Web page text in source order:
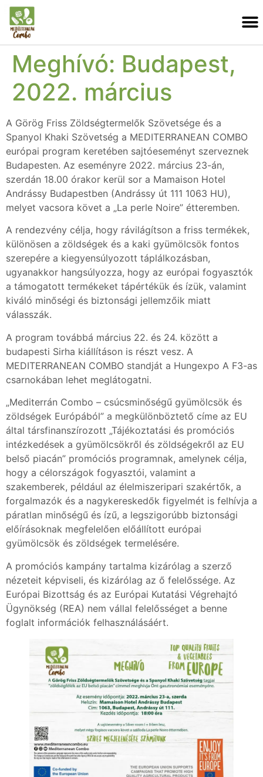
Meghívó: Budapest,
2022. március
A Görög Friss Zöldségtermelők Szövetsége és a
Spanyol Khaki Szövetség a MEDITERRANEAN COMBO
európai program keretében sajtóeseményt szerveznek
Budapesten. Az eseményre 2022. március 23-án,
szerdán 18.00 órakor kerül sor a Mamaison Hotel
Andrássy Budapestben (Andrássy út 111 1063 HU),
melyet vacsora követ a „La perle Noire” étteremben.
A rendezvény célja, hogy rávilágítson a friss termékek,
különösen a zöldségek és a kaki gyümölcsök fontos
szerepére a kiegyensúlyozott táplálkozásban,
ugyanakkor hangsúlyozza, hogy az európai fogyasztók
a támogatott termékeket tápértékük és ízük, valamint
kiváló minőségi és biztonsági jellemzőik miatt
válasszák.
A program továbbá március 22. és 24. között a
budapesti Sirha kiállításon is részt vesz. A
MEDITERRANEAN COMBO standját a Hungexpo A F3-as
csarnokában lehet meglátogatni.
„Mediterrán Combo – csúcsminőségű gyümölcsök és
zöldségek Európából” a megkülönböztető címe az EU
által társfinanszírozott „Tájékoztatási és promóciós
intézkedések a gyümölcsökről és zöldségekről az EU
belső piacán” promóciós programnak, amelynek célja,
hogy a célországok fogyasztói, valamint a
szakemberek, például az élelmiszeripari szakértők, a
forgalmazók és a nagykereskedők figyelmét is felhívja a
páratlan minőségű és ízű, a legszigorúbb biztonsági
előírásoknak megfelelően előállított európai
gyümölcsök és zöldségek termelésére.
A promóciós kampány tartalma kizárólag a szerző
nézeteit képviseli, és kizárólag az ő felelőssége. Az
Európai Bizottság és az Európai Kutatási Végrehajtó
Ügynökség (REA) nem vállal felelősséget a benne
foglalt információk felhasználásáért.